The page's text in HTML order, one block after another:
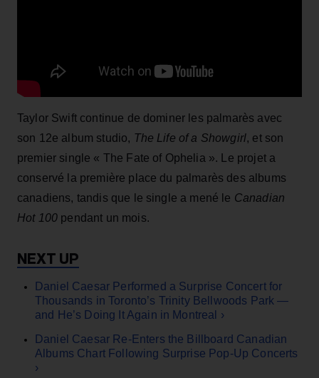
Taylor Swift continue de dominer les palmarès avec
son 12e album studio, The Life of a Showgirl, et son
premier single « The Fate of Ophelia ». Le projet a
conservé la première place du palmarès des albums
canadiens, tandis que le single a mené le Canadian
Hot 100 pendant un mois.
Daniel Caesar Performed a Surprise Concert for
Thousands in Toronto’s Trinity Bellwoods Park —
and He’s Doing It Again in Montreal ›
Daniel Caesar Re-Enters the Billboard Canadian
Albums Chart Following Surprise Pop-Up Concerts
›